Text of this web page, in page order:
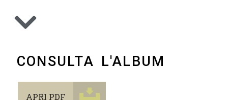
CONSULTA L'ALBUM
APRI PDF